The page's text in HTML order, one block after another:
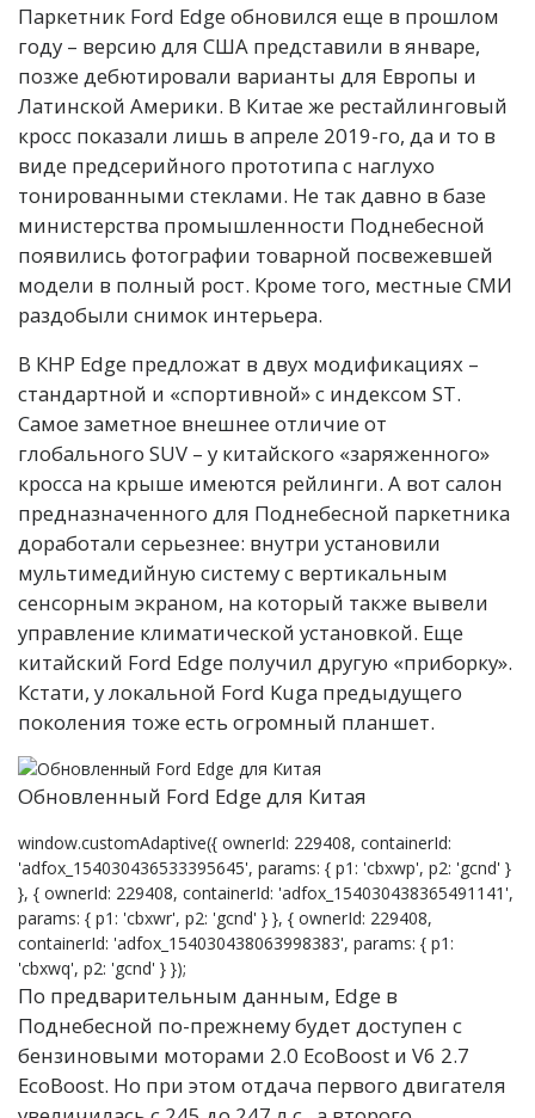
Паркетник Ford Edge обновился еще в прошлом
году – версию для США представили в январе,
позже дебютировали варианты для Европы и
Латинской Америки. В Китае же рестайлинговый
кросс показали лишь в апреле 2019-го, да и то в
виде предсерийного прототипа с наглухо
тонированными стеклами. Не так давно в базе
министерства промышленности Поднебесной
появились фотографии товарной посвежевшей
модели в полный рост. Кроме того, местные СМИ
раздобыли снимок интерьера.
В КНР Edge предложат в двух модификациях –
стандартной и «спортивной» с индексом ST.
Самое заметное внешнее отличие от
глобального SUV – у китайского «заряженного»
кросса на крыше имеются рейлинги. А вот салон
предназначенного для Поднебесной паркетника
доработали серьезнее: внутри установили
мультимедийную систему с вертикальным
сенсорным экраном, на который также вывели
управление климатической установкой. Еще
китайский Ford Edge получил другую «приборку».
Кстати, у локальной Ford Kuga предыдущего
поколения тоже есть огромный планшет.
Обновленный Ford Edge для Китая
window.customAdaptive({ ownerId: 229408, containerId:
'adfox_154030436533395645', params: { p1: 'cbxwp', p2: 'gcnd' }
}, { ownerId: 229408, containerId: 'adfox_154030438365491141',
params: { p1: 'cbxwr', p2: 'gcnd' } }, { ownerId: 229408,
containerId: 'adfox_154030438063998383', params: { p1:
'cbxwq', p2: 'gcnd' } });
По предварительным данным, Edge в
Поднебесной по-прежнему будет доступен с
бензиновыми моторами 2.0 EcoBoost и V6 2.7
EcoBoost. Но при этом отдача первого двигателя